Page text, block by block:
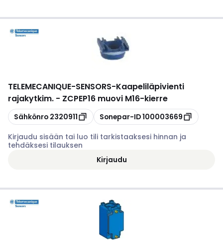
TELEMECANIQUE-SENSORS-Kaapeliläpivienti
rajakytkim. - ZCPEP16 muovi M16-kierre
Kopioi
Sähkönro 2320911 Kopioi
Sonepar-ID100003669
Kirjaudu sisään tai luo tili tarkistaaksesi hinnan ja
tehdäksesi tilauksen
Kirjaudu